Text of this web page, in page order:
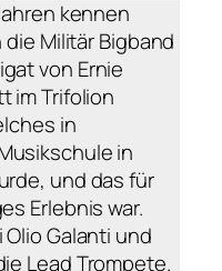
kennen
Militär Bigband
von Ernie
im Trifolion
in
in
und das für
Erlebnis war.
Galanti und
Lead Trompete.